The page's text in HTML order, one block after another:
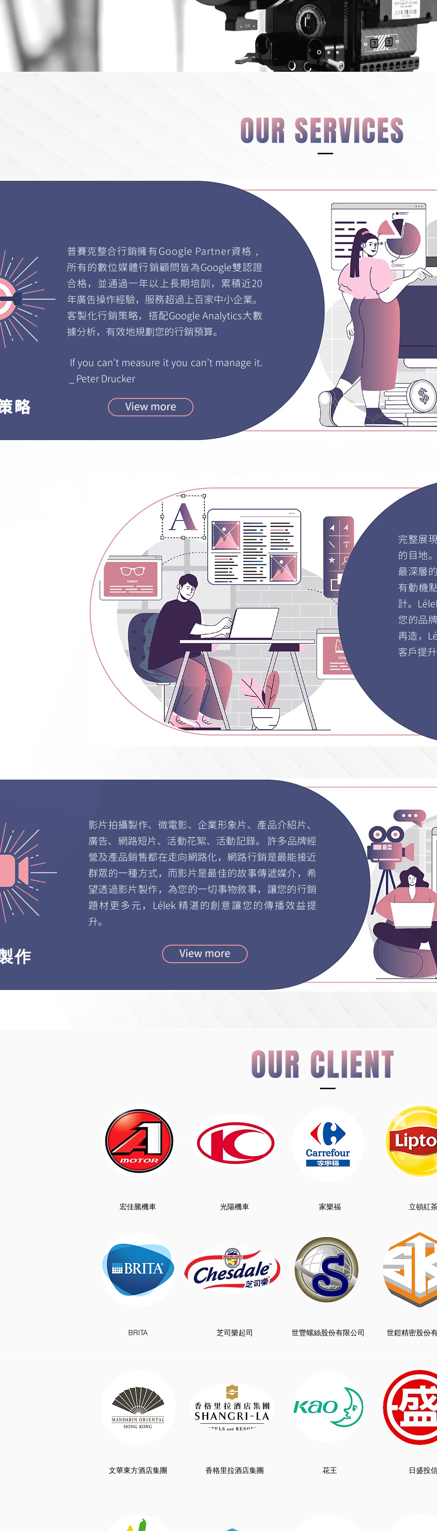
略
普賽克整合行銷擁有Google Partner資格 ，
所有的數位媒體行銷顧問皆為Google雙認證
合格，並通過一年以上長期培訓，累積近20
年廣告操作經驗，服務超過上百家中小企業。
客製化行銷策略，搭配Google Analytics大數
據分析，有效地規劃您的行銷預算。
​ If you can’t measure it you can’t manage it.
_ Peter Drucker
完整展
的目地
最深層
有動機
計。
您的品
再造，
客戶提
作
影片拍攝製作、微電影、企業形象片、產品介紹片、
廣告、網路短片、活動花絮、活動記錄。 許多品牌經
營及產品銷售都在走向網路化，網路行銷是最能接近
群眾的一種方式，而影片是最佳的故事傳遞媒介，希
望透過影片製作，為您的一切事物敘事，讓您的行銷
題材更多元，Lélek 精湛的創意讓您的傳播效益提
升。
宏佳騰機車 光陽機車 家樂福 立頓紅
BRITA 芝司樂起司 世豐螺絲股份有限公司 世鎧精密股份
文華東方酒店集團 香格里拉酒店集團 ​花王 日盛投